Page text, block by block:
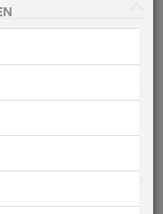
Moxy im Urlaub
durch Südeuropa.
muss sie
die sie
Hund und
Abenteuer